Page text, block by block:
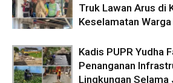
Truk Lawan Arus di
Keselamatan
Kadis PUPR Yudha
Penanganan
Lingkungan Selama